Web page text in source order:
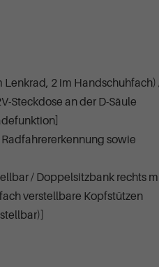
Lenkrad, 2 im Handschuhfach)
Steckdose an der D-Säule
sowie
/ Doppelsitzbank rechts
verstellbare Kopfstützen